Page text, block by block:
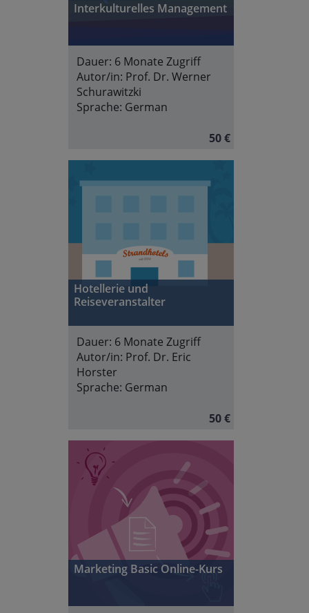
Interkulturelles Management
Dauer: 6 Monate Zugriff
Autor/in: Prof. Dr. Werner
Schurawitzki
Sprache: German
50 €
Hotellerie und
Reiseveranstalter
Dauer: 6 Monate Zugriff
Autor/in: Prof. Dr. Eric
Horster
Sprache: German
50 €
Marketing Basic Online-Kurs